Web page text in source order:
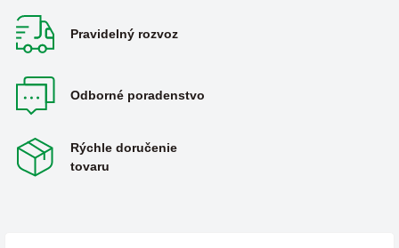
Pravidelný rozvoz
Odborné poradenstvo
Rýchle doručenie
tovaru